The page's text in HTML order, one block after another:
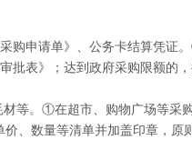
购申请单》、公务卡结算凭证
批表》；达到政府采购限额的
等。①在超市、购物广场等采
、数量等清单并加盖印章，原